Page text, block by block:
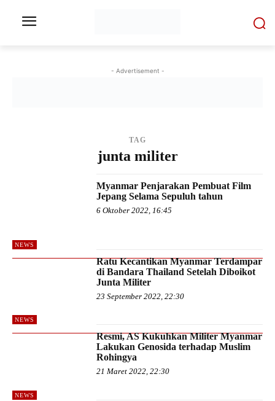
- Advertisement -
TAG
junta militer
NEWS
Myanmar Penjarakan Pembuat Film
Jepang Selama Sepuluh tahun
6 Oktober 2022, 16:45
NEWS
Ratu Kecantikan Myanmar Terdampar
di Bandara Thailand Setelah Diboikot
Junta Militer
23 September 2022, 22:30
NEWS
Resmi, AS Kukuhkan Militer Myanmar
Lakukan Genosida terhadap Muslim
Rohingya
21 Maret 2022, 22:30